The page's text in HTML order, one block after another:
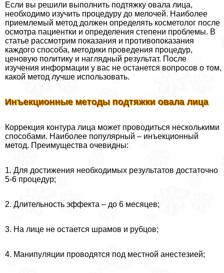
Если вы решили выполнить подтяжку овала лица,
необходимо изучить процедуру до мелочей. Наиболее
приемлемый метод должен определять косметолог после
осмотра пациентки и определения степени проблемы. В
статье рассмотрим показания и противопоказания
каждого способа, методики проведения процедур,
ценовую политику и наглядный результат. После
изучения информации у вас не останется вопросов о том,
какой метод лучше использовать.
Инъекционные методы подтяжки овала лица
Коррекция контура лица может проводиться несколькими
способами. Наиболее популярный – инъекционный
метод. Преимущества очевидны:
1. Для достижения необходимых результатов достаточно
5-6 процедур;
2. Длительность эффекта – до 6 месяцев;
3. На лице не остается шрамов и рубцов;
4. Манипуляции проводятся под местной анестезией;